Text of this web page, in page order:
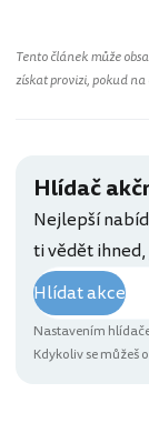
Tento článek může
získat provizi, pokud
Hlídač
Nejlepší
ti vědět
Hlídat akce
Nastavením
Kdykoliv se můžeš